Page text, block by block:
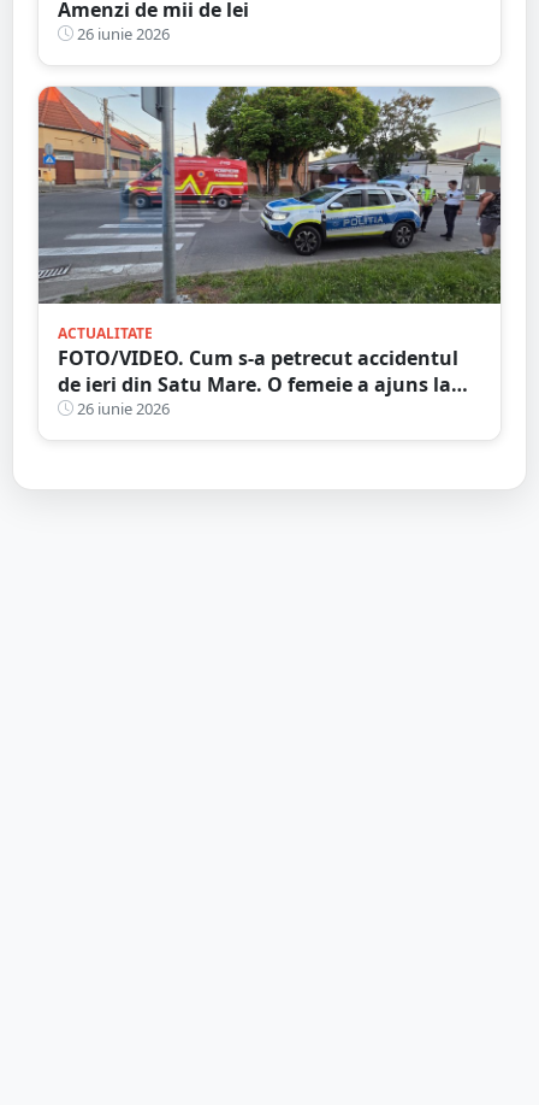
Amenzi de mii de lei
26 iunie 2026
ACTUALITATE
FOTO/VIDEO. Cum s-a petrecut accidentul
de ieri din Satu Mare. O femeie a ajuns la
spital
26 iunie 2026